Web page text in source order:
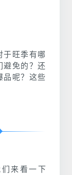
于旺季有哪
避免的？还
品呢？这些
来看一下